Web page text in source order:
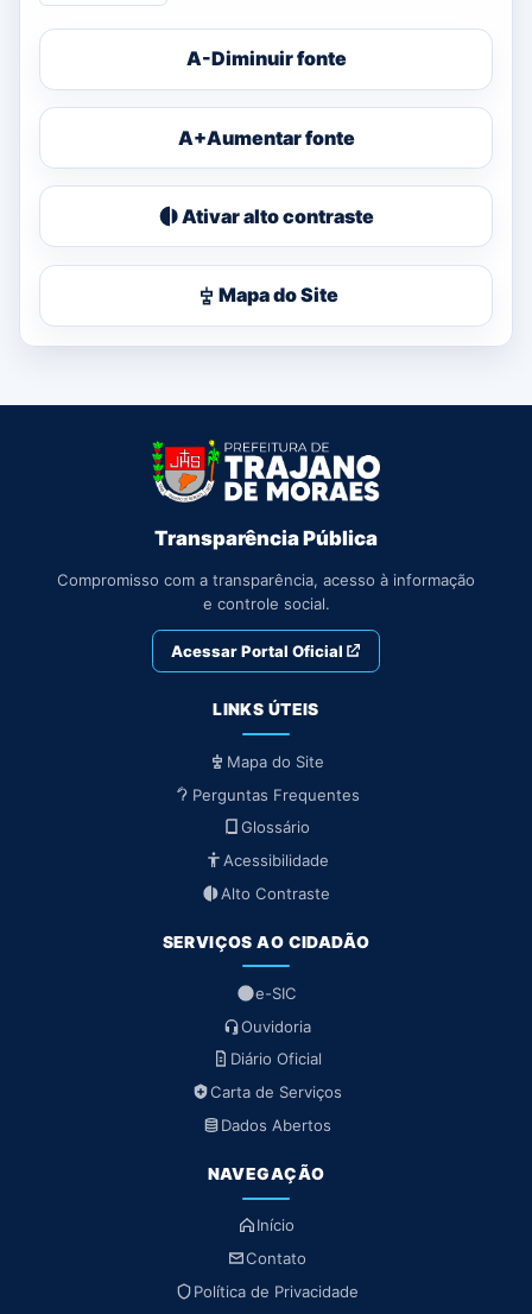
A-Diminuir fonte
A+Aumentar fonte
Ativar alto contraste
Mapa do Site
Transparência Pública
Compromisso com a transparência, acesso à informação
e controle social.
Acessar Portal Oficial
LINKS ÚTEIS
Mapa do Site
Perguntas Frequentes
Glossário
Acessibilidade
Alto Contraste
SERVIÇOS AO CIDADÃO
e-SIC
Ouvidoria
Diário Oficial
Carta de Serviços
Dados Abertos
NAVEGAÇÃO
Início
Contato
Política de Privacidade